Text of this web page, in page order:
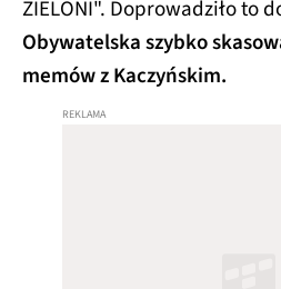
ZIELONI". Doprowadziło to
Obywatelska szybko
memów z Kaczyńskim.